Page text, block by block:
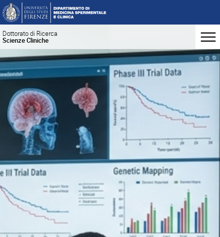
Dottorato di Ricerca
Scienze Cliniche